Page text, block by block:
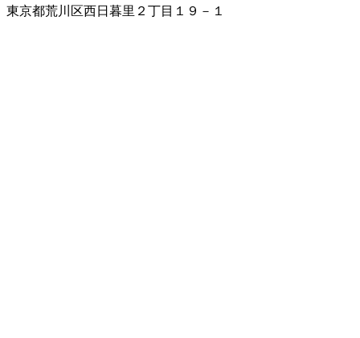
東京都荒川区西日暮里２丁目１９－１